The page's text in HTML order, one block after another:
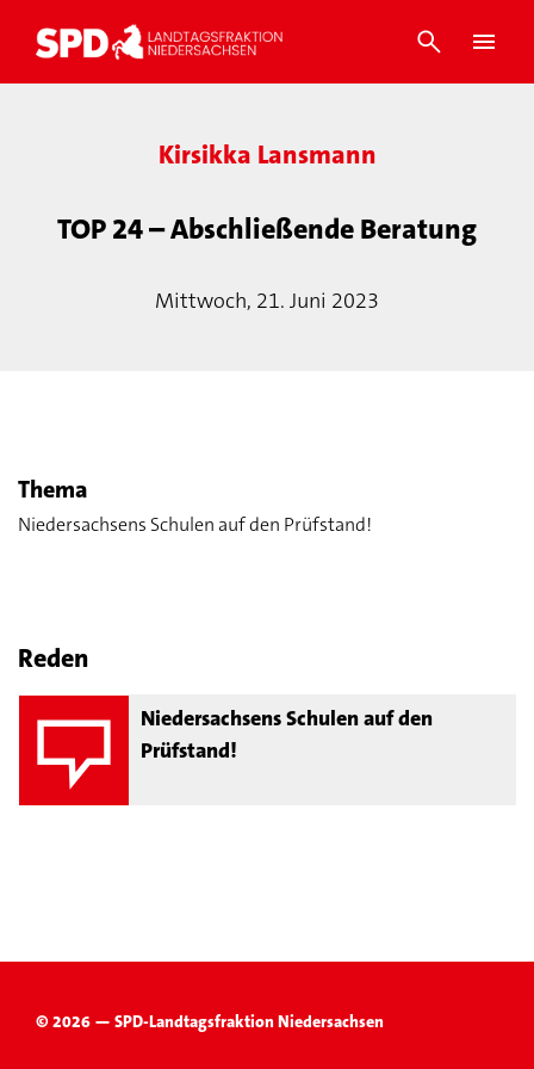
Kirsikka Lansmann
TOP 24 – Abschließende Beratung
Mittwoch, 21. Juni 2023
Thema
Niedersachsens Schulen auf den Prüfstand!
Reden
Niedersachsens Schulen auf den
Prüfstand!
© 2026 — SPD-Landtagsfraktion Niedersachsen